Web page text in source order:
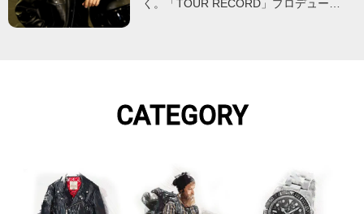
く。「TOUR RECORD」プロデュー…
CATEGORY